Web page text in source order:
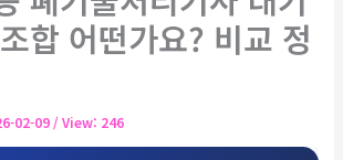
합 어떤가요? 비교 정
02-09 / View: 246